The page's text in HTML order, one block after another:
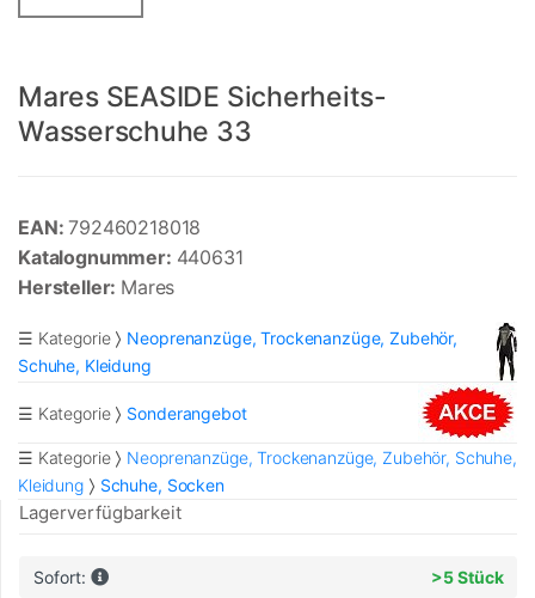
Mares SEASIDE Sicherheits-
Wasserschuhe 33
EAN: 792460218018
Katalognummer: 440631
Hersteller: Mares
☰ Kategorie
Neoprenanzüge, Trockenanzüge, Zubehör,
Schuhe, Kleidung
☰ Kategorie Sonderangebot
☰ Kategorie
Neoprenanzüge, Trockenanzüge, Zubehör, Schuhe,
Kleidung
Schuhe, Socken
Lagerverfügbarkeit
Sofort: >5 Stück